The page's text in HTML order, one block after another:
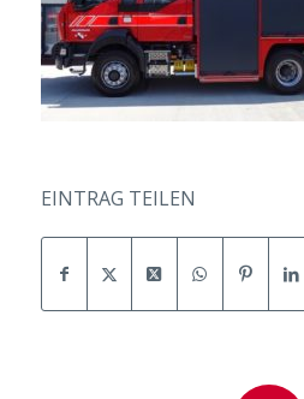
EINTRAG TEILEN